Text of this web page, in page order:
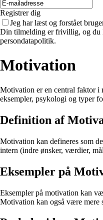
Registrer dig
Jeg har læst og forstået
Din tilmelding er frivillig, og du
persondatapolitik.
Motivation
Motivation er en central faktor i
eksempler, psykologi og typer
Definition af
Motivation kan defineres som
intern (indre ønsker, værdier,
Eksempler på
Eksempler på motivation kan
Motivation kan også være mere